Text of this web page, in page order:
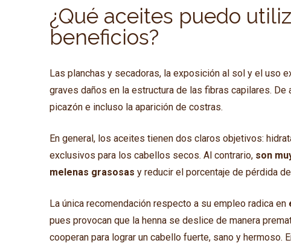
¿Qué aceites puedo
beneficios?
Las planchas y secadoras, la exposición al sol y el uso
graves daños en la estructura de las fibras capilares. De
picazón e incluso la aparición de costras.
En general, los aceites tienen dos claros objetivos:
exclusivos para los cabellos secos. Al contrario, son
melenas grasosas y reducir el porcentaje de pérdida
La única recomendación respecto a su empleo radica en
pues provocan que la henna se deslice de manera
cooperan para lograr un cabello fuerte, sano y